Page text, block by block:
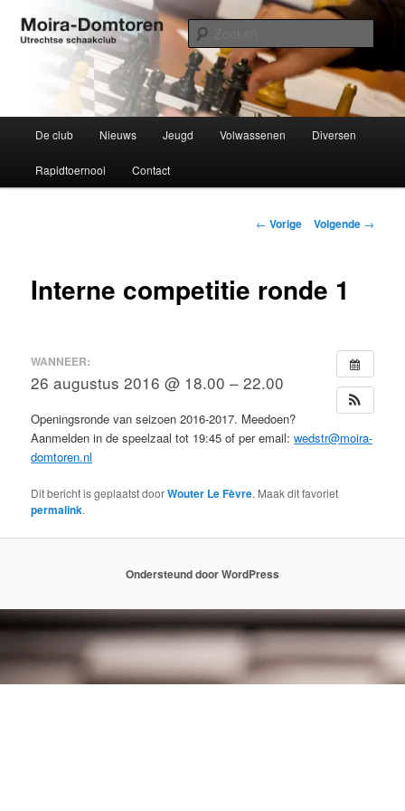
naar
Moira-Domtoren
Utrechtse schaakclub opgericht 1934
De club Nieuws Jeugd Volwassenen Diversen
Rapidtoernooi Contact
Bericht
← Vorige Volgende →
Interne competitie ronde 1
WANNEER:
26 augustus 2016 @ 18.00 – 22.00
Openingsronde van seizoen 2016-2017. Meedoen?
Aanmelden in de speelzaal tot 19:45 of per email:wedstr@moira-
domtoren.nl
Dit bericht is geplaatst doorWouter Le Fèvre. Maak dit favoriet
permalink.
Ondersteund door WordPress